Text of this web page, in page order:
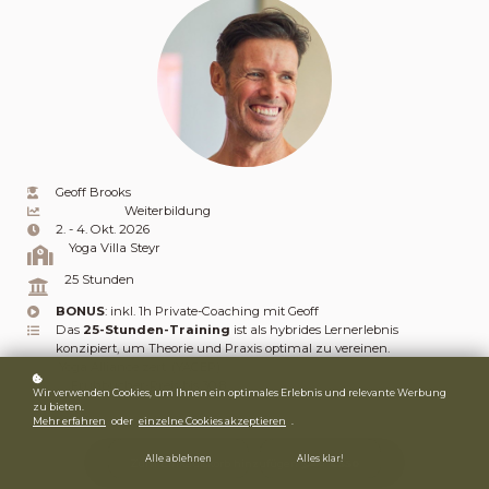
Geoff Brooks
Weiterbildung
2. - 4. Okt. 2026
Yoga Villa Steyr
25 Stunden
BONUS: inkl. 1h Private-Coaching mit Geoff
Das25-Stunden-Training ist als hybrides Lernerlebnis
konzipiert, um Theorie und Praxis optimal zu vereinen.
Frühbucher-Preis bis 30.8.
Zum Einkaufskorb hinzufügen €850 €550
Wir verwenden Cookies, um Ihnen ein optimales Erlebnis und relevante Werbung
zu bieten.
Mehr erfahren oder einzelne Cookies akzeptieren
Alle ablehnen Alles klar!